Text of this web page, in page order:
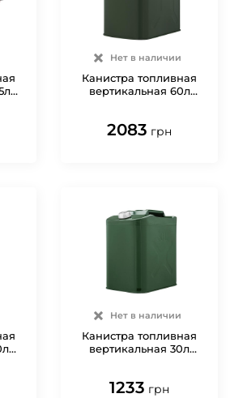
Нет в наличии
Канистра топливная
вертикальная 60л
2083 грн
Нет в наличии
Канистра топливная
вертикальная 30л
1233 грн